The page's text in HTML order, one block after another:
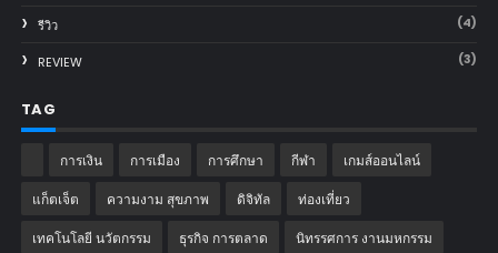
รีวิว (4)
REVIEW (3)
TAG
การเงิน การเมือง การศึกษา กีฬา เกมส์ออนไลน์
แก็ตเจ็ต ความงาม สุขภาพ ดิจิทัล ท่องเที่ยว
เทคโนโลยี นวัตกรรม ธุรกิจ การตลาด นิทรรศการ งานมหกรรม